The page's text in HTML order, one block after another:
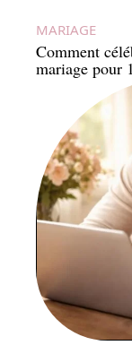
MARIAGE
Comment
mariage pour